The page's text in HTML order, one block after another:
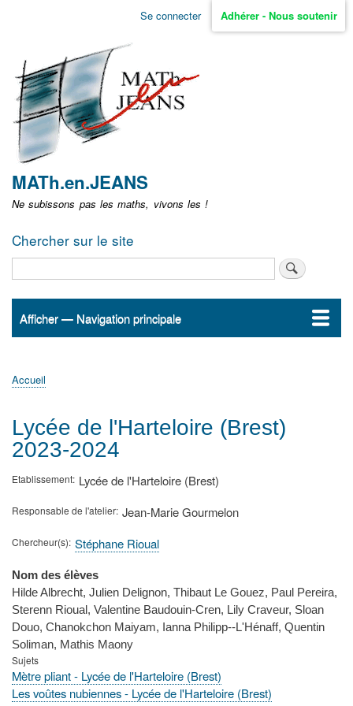
Aller
non
identifié
Se connecter Adhérer - Nous soutenir
MATh.en.JEANS
Ne subissons pas les maths, vivons les !
Chercher sur le site
Navigation
Afficher — Navigation principale
Accueil
ActualitésMATh.en.JEANS ?
Régions et Ateliers
Créer, gérer un atelier
Sujets/Publications
Congrès
d'Ariane
Accueil
Lycée de l'Harteloire (Brest)
2023-2024
Etablissement Lycée de l'Harteloire (Brest)
Responsable de l'atelier Jean-Marie Gourmelon
Chercheur(s) Stéphane Rioual
Nom des élèves
Hilde Albrecht, Julien Delignon, Thibaut Le Gouez, Paul Pereira,
Sterenn Rioual, Valentine Baudouin-Cren, Lily Craveur, Sloan
Douo, Chanokchon Maiyam, Ianna Philipp--L'Hénaff, Quentin
Soliman, Mathis Maony
Sujets
Mètre pliant - Lycée de l'Harteloire (Brest)
Les voûtes nubiennes - Lycée de l'Harteloire (Brest)